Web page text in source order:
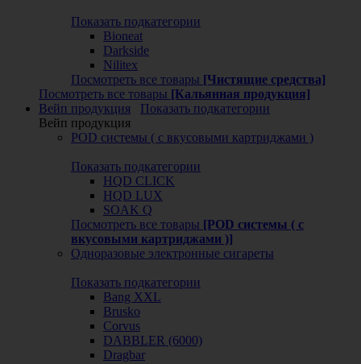
Показать подкатегории
Bioneat
Darkside
Nilitex
Посмотреть все товары [Чистящие средства]
Посмотреть все товары [Кальянная продукция]
Вейп продукция
Показать подкатегории
Вейп продукция
POD системы ( с вкусовыми картриджами )
Показать подкатегории
HQD CLICK
HQD LUX
SOAK Q
Посмотреть все товары [POD системы ( с
вкусовыми картриджами )]
Одноразовые электронные сигареты
Показать подкатегории
Bang XXL
Brusko
Corvus
DABBLER (6000)
Dragbar